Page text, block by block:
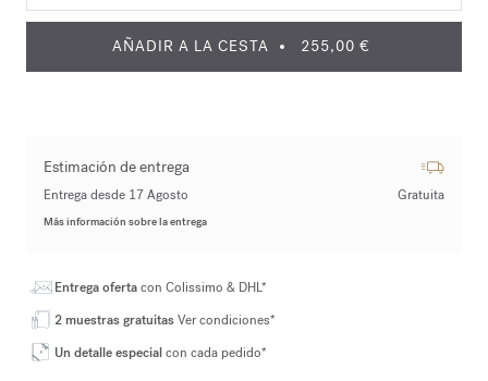
AÑADIR A LA CESTA 255,00 €
Estimación de entrega
Entrega desde 17 Agosto Gratuita
Más información sobre la entrega
Entrega ofertacon Colissimo & DHL*
2 muestras gratuitasVer condiciones*
Un detalle especialcon cada pedido*